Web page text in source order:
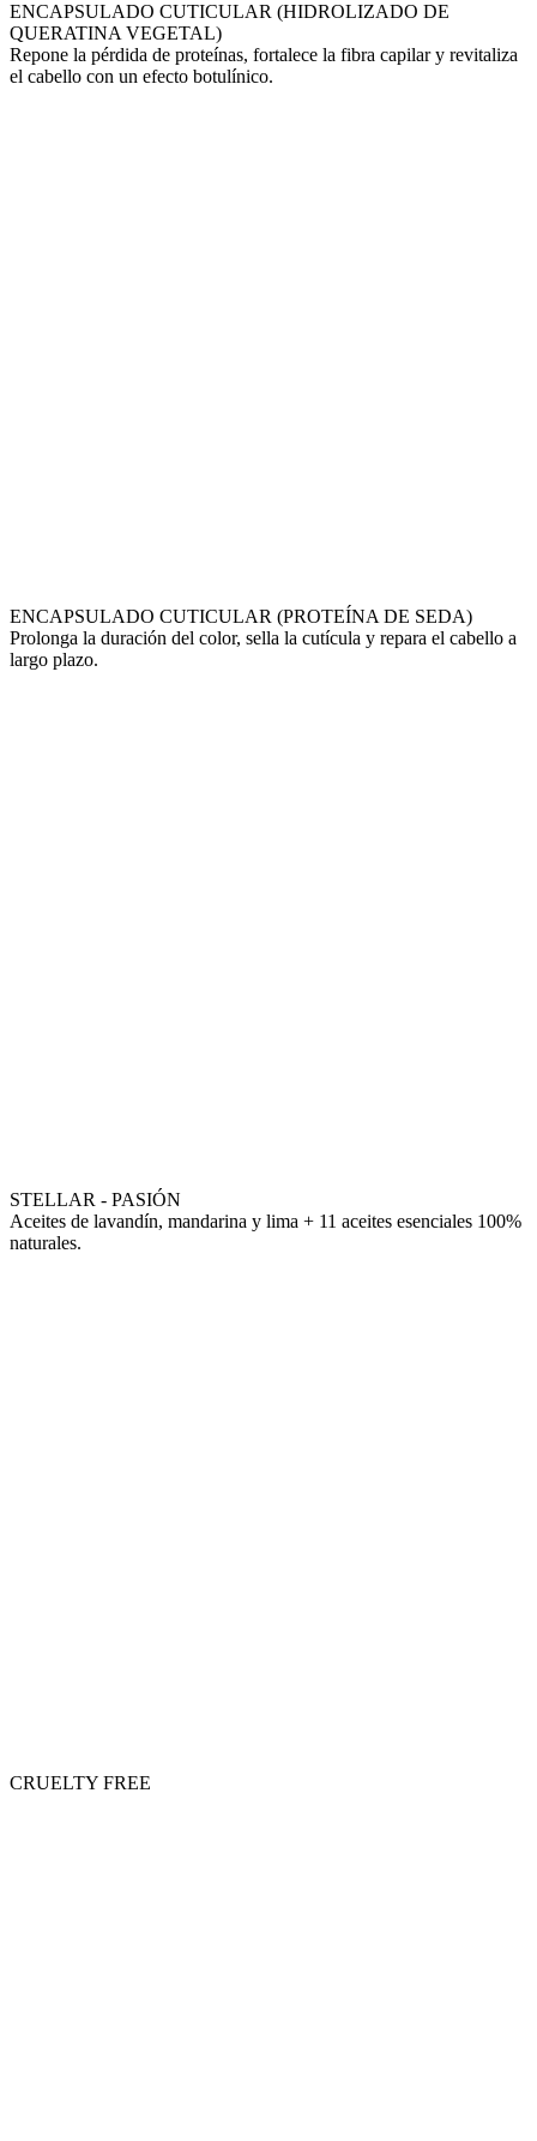
ENCAPSULADO CUTICULAR (HIDROLIZADO DE
QUERATINA VEGETAL)
Repone la pérdida de proteínas, fortalece la fibra capilar y revitaliza
el cabello con un efecto botulínico.
ENCAPSULADO CUTICULAR (PROTEÍNA DE SEDA)
Prolonga la duración del color, sella la cutícula y repara el cabello a
largo plazo.
STELLAR - PASIÓN
Aceites de lavandín, mandarina y lima + 11 aceites esenciales 100%
naturales.
CRUELTY FREE